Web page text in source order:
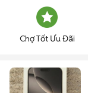
Chợ Tốt Ưu Đãi